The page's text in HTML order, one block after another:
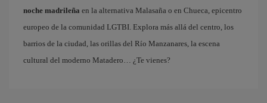
noche madrileña en la alternativa Malasaña o en Chueca, epicentro
europeo de la comunidad LGTBI. Explora más allá del centro, los
barrios de la ciudad, las orillas del Río Manzanares, la escena
cultural del moderno Matadero… ¿Te vienes?